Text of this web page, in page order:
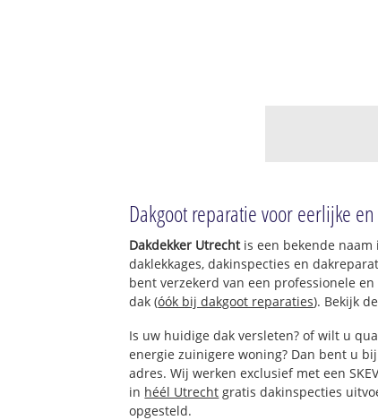
Nieuwer Ter
Dakgoot reparatie voor eerlijke
Dakdekker Utrechtis een bekende naam
daklekkages, dakinspecties en
bent verzekerd van een professionele
dak (óók bij dakgoot reparaties). Bekijk
Is uw huidige dak versleten? of wilt u
energie zuinigere woning? Dan bent u
adres. Wij werken exclusief met een
in héél Utrecht gratis dakinspecties
opgesteld.